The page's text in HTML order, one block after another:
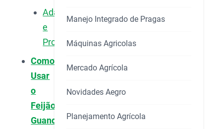
Adaptação
e
Produtividade
Como
Usar
o
Feijão
Guandu
Manejo Integrado de Pragas
Máquinas Agricolas
Mercado Agrícola
Novidades Aegro
Planejamento Agrícola